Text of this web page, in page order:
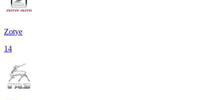
Zotye
14